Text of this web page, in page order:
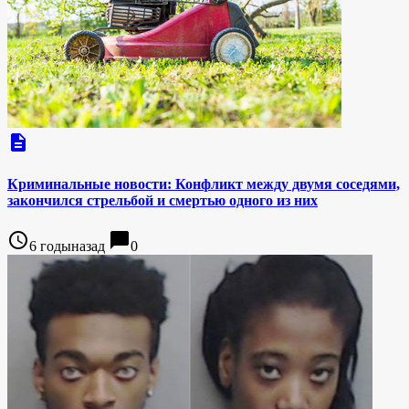
description
Криминальные новости: Конфликт между двумя соседями,
закончился стрельбой и смертью одного из них
access_time6 годыназад chat_bubble0